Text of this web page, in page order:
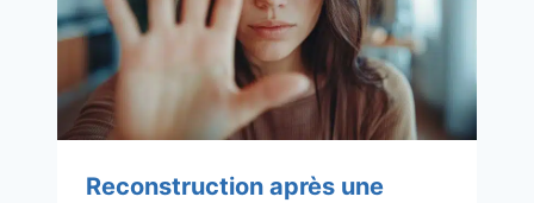
Reconstruction après une